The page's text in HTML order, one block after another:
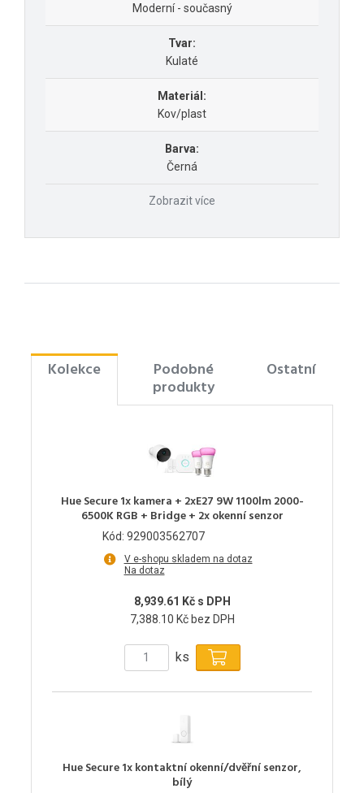
Moderní - současný
Tvar:
Kulaté
Materiál:
Kov/plast
Barva:
Černá
Zobrazit více
Kolekce Podobné
produkty
Ostatní
Hue Secure 1x kamera + 2xE27 9W 1100lm 2000-
6500K RGB + Bridge + 2x okenní senzor
Kód: 929003562707
V e-shopu skladem na dotaz
Na dotaz
8,939.61 Kč s DPH
7,388.10 Kč bez DPH
ks
Hue Secure 1x kontaktní okenní/dvěřní senzor,
bílý